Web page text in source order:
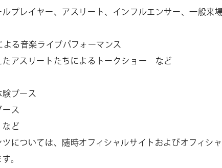
ルプレイヤー、アスリート、インフルエンサー、一般来
よる音楽ライブパフォーマンス
たアスリートたちによるトークショー など
験ブース
ース
ど
ツについては、随時オフィシャルサイトおよびオフィシ
。